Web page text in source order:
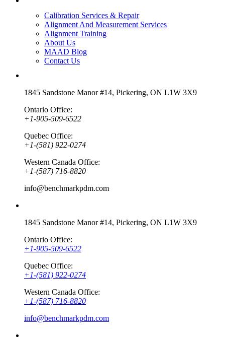
Calibration Services & Repair
Alignment And Measurement Services
Alignment Training
About Us
MAAD Blog
Contact Us
1845 Sandstone Manor #14, Pickering, ON L1W 3X9
Ontario Office:
+1-905-509-6522
Quebec Office:
+1-(581) 922-0274
Western Canada Office:
+1-(587) 716-8820
info@benchmarkpdm.com
1845 Sandstone Manor #14, Pickering, ON L1W 3X9
Ontario Office:
+1-905-509-6522
Quebec Office:
+1-(581) 922-0274
Western Canada Office:
+1-(587) 716-8820
info@benchmarkpdm.com